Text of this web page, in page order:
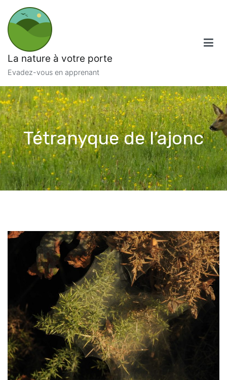
contenu
La nature à votre porte
Evadez-vous en apprenant
Tétranyque de l’ajonc